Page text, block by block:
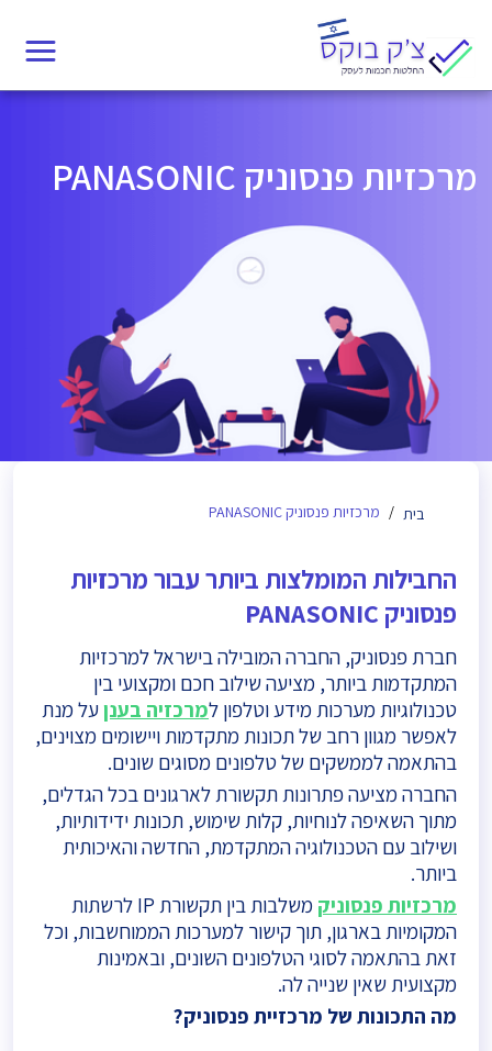
content
מרכזיות פנסוניק PANASONIC
בית מרכזיות פנסוניק PANASONIC
החבילות המומלצות ביותר עבור מרכזיות
פנסוניק PANASONIC
חברת פנסוניק, החברה המובילה בישראל למרכזיות
המתקדמות ביותר, מציעה שילוב חכם ומקצועי בין
טכנולוגיות מערכות מידע וטלפון למרכזיה בענןעל מנת
לאפשר מגוון רחב של תכונות מתקדמות ויישומים מצוינים,
בהתאמה לממשקים של טלפונים מסוגים שונים.
החברה מציעה פתרונות תקשורת לארגונים בכל הגדלים,
מתוך השאיפה לנוחיות, קלות שימוש, תכונות ידידותיות,
ושילוב עם הטכנולוגיה המתקדמת, החדשה והאיכותית
ביותר.
מרכזיות פנסוניק
משלבות בין תקשורת IP לרשתות
המקומיות בארגון, תוך קישור למערכות הממוחשבות, וכל
זאת בהתאמה לסוגי הטלפונים השונים, ובאמינות
מקצועית שאין שנייה לה.
מה התכונות של מרכזיית פנסוניק?